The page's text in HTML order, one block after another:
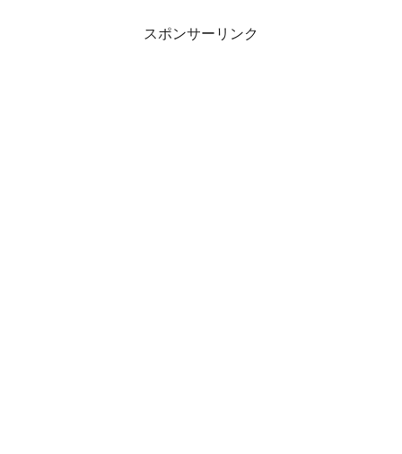
スポンサーリンク